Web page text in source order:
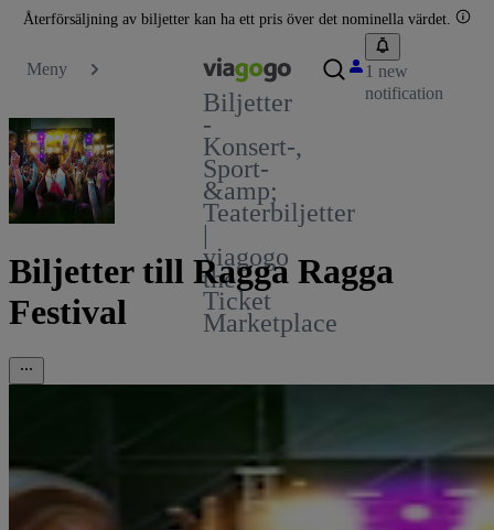
Återförsäljning av biljetter kan ha ett pris över det nominella värdet.
Meny
Biljetter
-
Konsert-,
Sport-
&amp;
Teaterbiljetter
|
viagogo
the
Ticket
Marketplace
1 new
notification
Biljetter till Ragga Ragga
Festival